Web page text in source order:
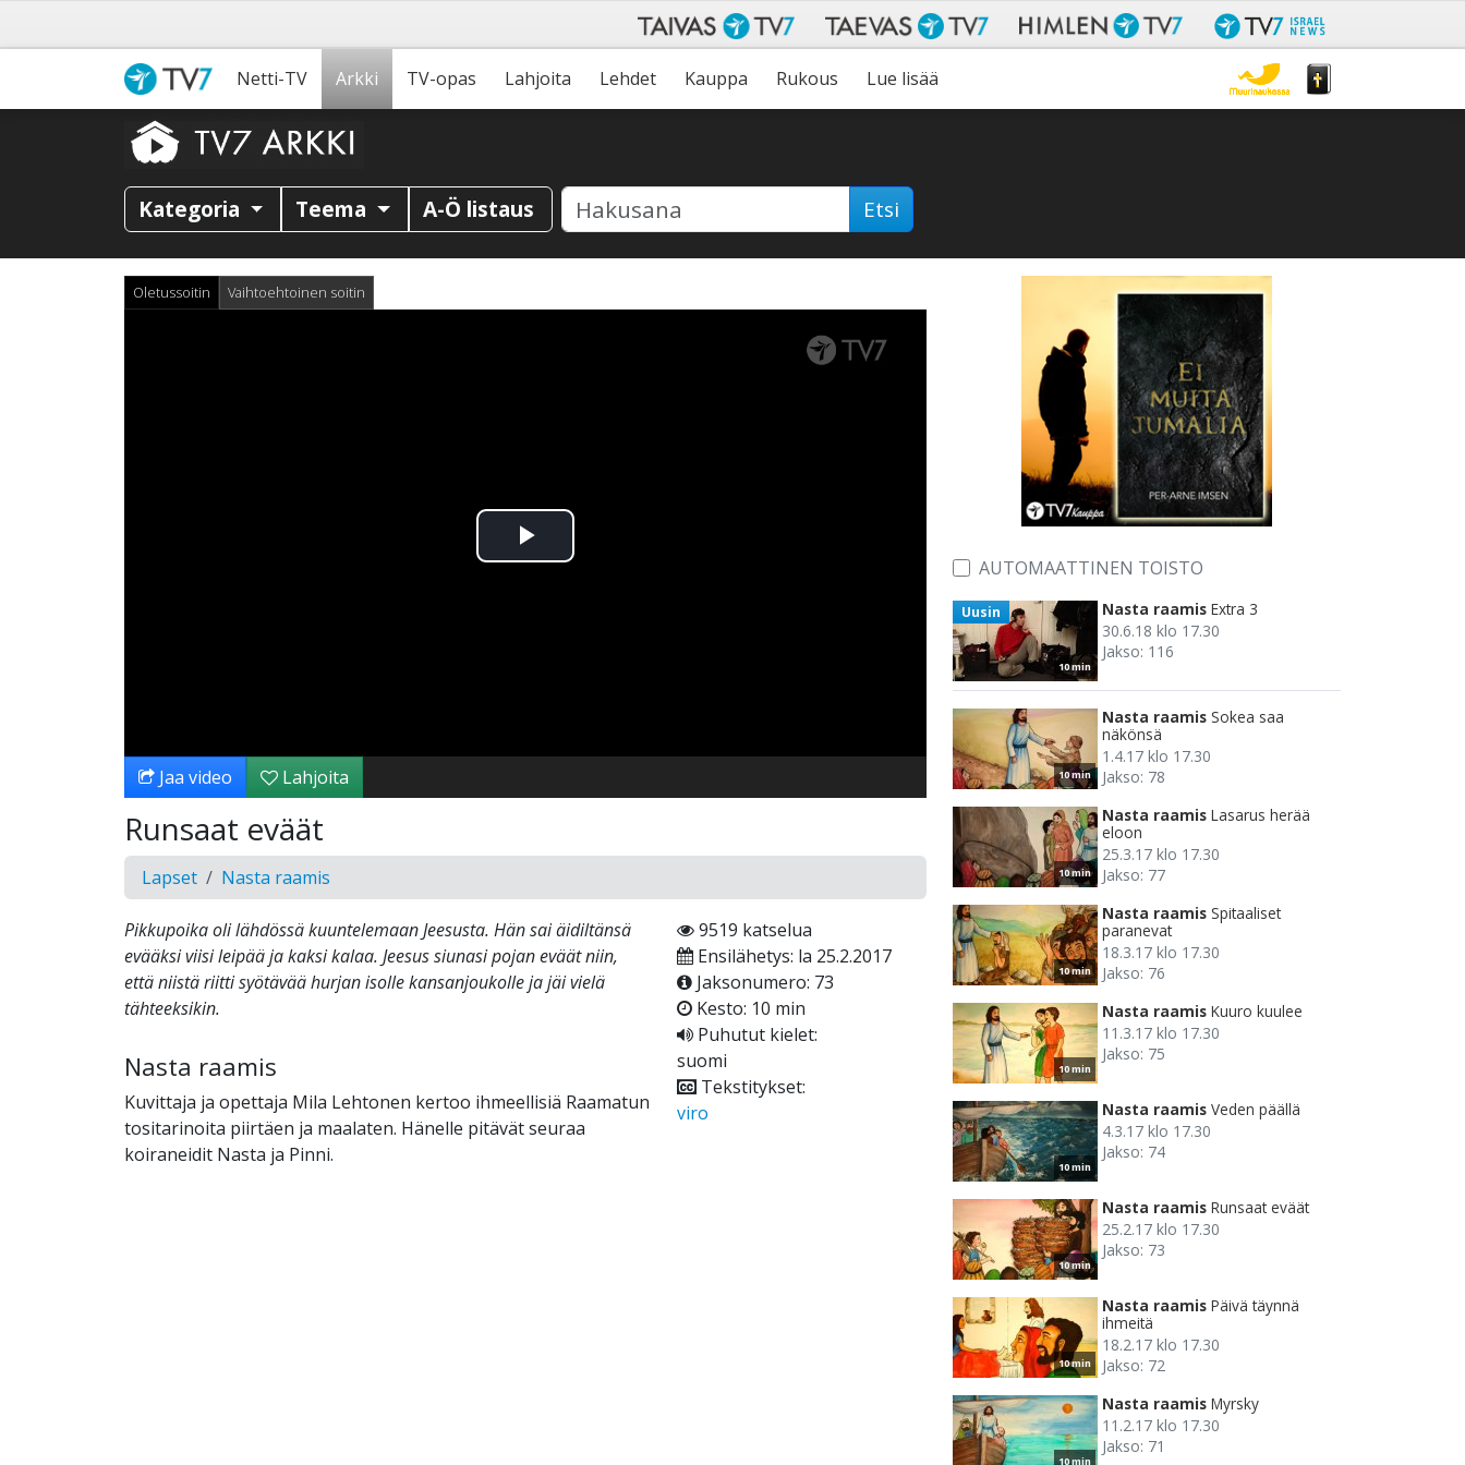
Netti-TV Arkki TV-opas Lahjoita Lehdet Kauppa Rukous Lue lisää
Kategoria Teema A-Ö listaus Etsi
Oletussoitin Vaihtoehtoinen soitin
Toista
Jaa video Lahjoita
Runsaat eväät
Lapset Nasta raamis
Pikkupoika oli lähdössä kuuntelemaan Jeesusta. Hän sai äidiltänsä
evääksi viisi leipää ja kaksi kalaa. Jeesus siunasi pojan eväät niin,
että niistä riitti syötävää hurjan isolle kansanjoukolle ja jäi vielä
tähteeksikin.
Nasta raamis
Kuvittaja ja opettaja Mila Lehtonen kertoo ihmeellisiä Raamatun
tositarinoita piirtäen ja maalaten. Hänelle pitävät seuraa
koiraneidit Nasta ja Pinni.
9519 katselua
Ensilähetys: la 25.2.2017
Jaksonumero: 73
Kesto: 10 min
Puhutut kielet:
suomi
Tekstitykset:
viro
AUTOMAATTINEN TOISTO
10 min
Uusin Nasta raamis Extra 3
30.6.18 klo 17.30
Jakso: 116
10 min
Nasta raamis Sokea saa
näkönsä
1.4.17 klo 17.30
Jakso: 78
10 min
Nasta raamis Lasarus herää
eloon
25.3.17 klo 17.30
Jakso: 77
10 min
Nasta raamis Spitaaliset
paranevat
18.3.17 klo 17.30
Jakso: 76
10 min
Nasta raamis Kuuro kuulee
11.3.17 klo 17.30
Jakso: 75
10 min
Nasta raamis Veden päällä
4.3.17 klo 17.30
Jakso: 74
10 min
Nasta raamis Runsaat eväät
25.2.17 klo 17.30
Jakso: 73
10 min
Nasta raamis Päivä täynnä
ihmeitä
18.2.17 klo 17.30
Jakso: 72
10 min
Nasta raamis Myrsky
11.2.17 klo 17.30
Jakso: 71